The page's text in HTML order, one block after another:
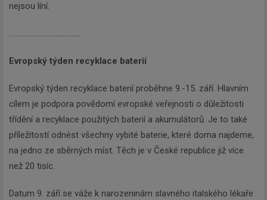
nejsou líní.
........................................
Evropský týden recyklace baterií
Evropský týden recyklace baterií proběhne 9.-15. září. Hlavním
cílem je podpora povědomí evropské veřejnosti o důležitosti
třídění a recyklace použitých baterií a akumulátorů. Je to také
příležitostí odnést všechny vybité baterie, které doma najdeme,
na jedno ze sběrných míst. Těch je v České republice již více
než 20 tisíc.
Datum 9. září se váže k narozeninám slavného italského lékaře